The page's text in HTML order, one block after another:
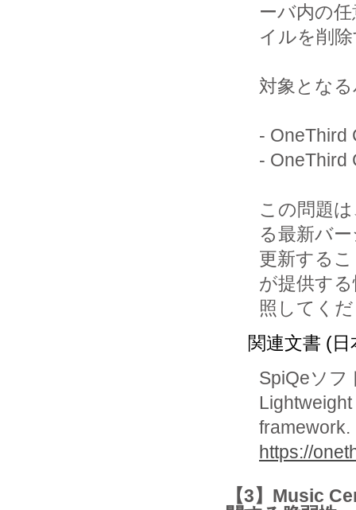
ーバ内の
イルを削
対象とな
- OneThird
- OneThird
この問題
る最新バ
更新する
が提供す
照してく
関連文書 (日
SpiQeソフ
framework.
https://
【3】Music